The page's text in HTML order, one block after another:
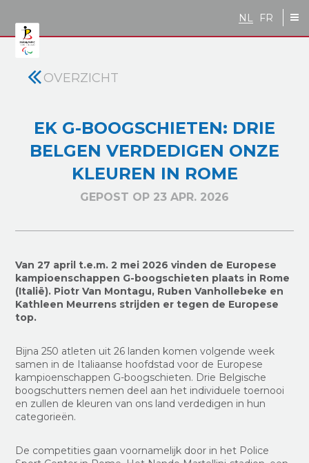
NL FR
OVERZICHT
EK G-BOOGSCHIETEN: DRIE
BELGEN VERDEDIGEN ONZE
KLEUREN IN ROME
GEPOST OP 23 APR. 2026
Van 27 april t.e.m. 2 mei 2026 vinden de Europese
kampioenschappen G-boogschieten plaats in Rome
(Italië). Piotr Van Montagu, Ruben Vanhollebeke en
Kathleen Meurrens strijden er tegen de Europese
top.
Bijna 250 atleten uit 26 landen komen volgende week
samen in de Italiaanse hoofdstad voor de Europese
kampioenschappen G-boogschieten. Drie Belgische
boogschutters nemen deel aan het individuele toernooi
en zullen de kleuren van ons land verdedigen in hun
categorieën.
De competities gaan voornamelijk door in het Police